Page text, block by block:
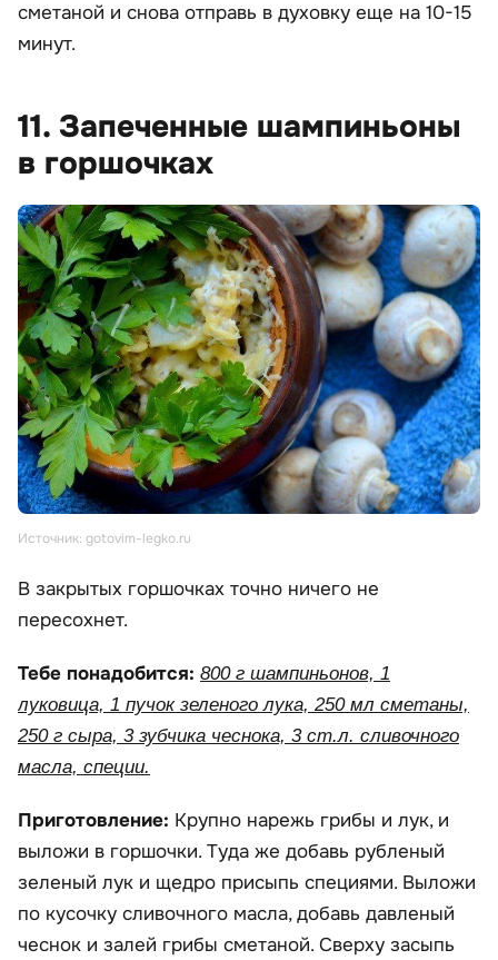
сметаной и снова отправь в духовку еще на 10-15
минут.
11. Запеченные шампиньоны
в горшочках
Источник: gotovim-legko.ru
В закрытых горшочках точно ничего не
пересохнет.
Тебе понадобится: 800 г шампиньонов, 1
луковица, 1 пучок зеленого лука, 250 мл сметаны,
250 г сыра, 3 зубчика чеснока, 3 ст.л. сливочного
масла, специи.
Приготовление: Крупно нарежь грибы и лук, и
выложи в горшочки. Туда же добавь рубленый
зеленый лук и щедро присыпь специями. Выложи
по кусочку сливочного масла, добавь давленый
чеснок и залей грибы сметаной. Сверху засыпь